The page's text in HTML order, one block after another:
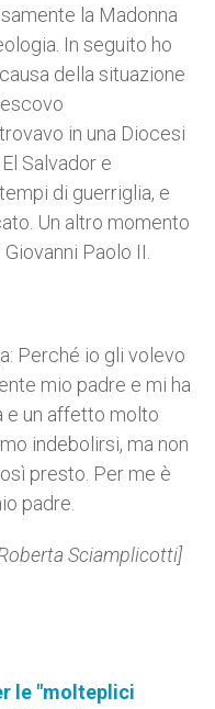
la Madonna
In seguito ho
della situazione
in una Diocesi
Salvador e
di guerriglia, e
Un altro momento
Paolo II.
Perché io gli volevo
mio padre e mi ha
e un affetto molto
indebolirsi, ma non
presto. Per me è
padre.
Sciamplicotti]
le "molteplici